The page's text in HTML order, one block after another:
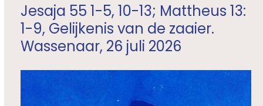
Jesaja 55 1-5, 10-13; Mattheus 13:
1-9, Gelijkenis van de zaaier.
Wassenaar, 26 juli 2026